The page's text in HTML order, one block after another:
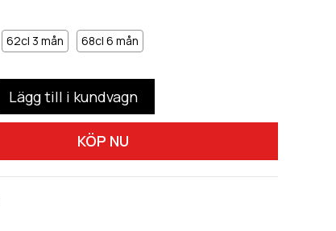
62cl 3 mån 68cl 6 mån
KÖP NU